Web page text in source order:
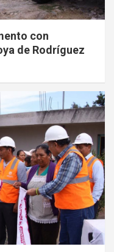
con
de Rodríguez